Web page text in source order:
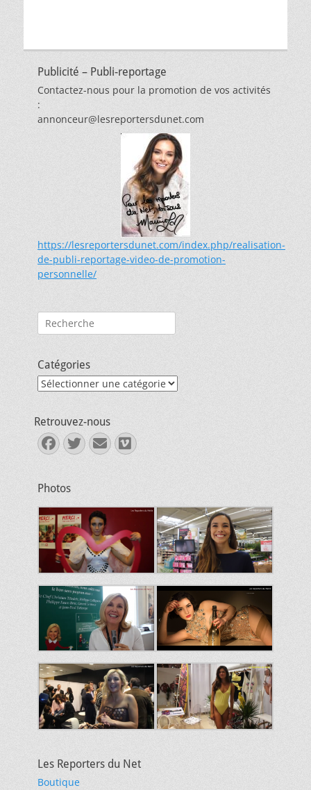
Publicité – Publi-reportage
Contactez-nous pour la promotion de vos activités
:
annonceur@lesreportersdunet.com
https://lesreportersdunet.com/index.php/realisation-
de-publi-reportage-video-de-promotion-
personnelle/
Rechercher :
Catégories
Catégories
Retrouvez-nous
Facebook
Twitter
E-
mail
Vimeo
Photos
Les Reporters du Net
Boutique